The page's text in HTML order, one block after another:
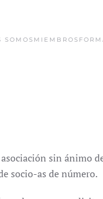
SOMOS MIEMBROS
sin ánimo
socio-as de número.